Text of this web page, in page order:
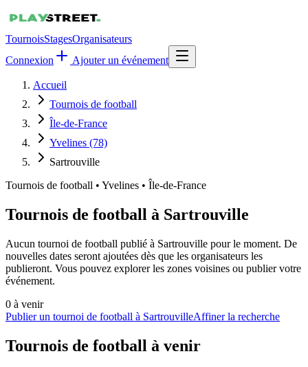
TournoisStagesOrganisateurs
Connexion
Ajouter un événement
Accueil
Tournois de football
Île-de-France
Yvelines (78)
Sartrouville
Tournois de football • Yvelines • Île-de-France
Tournois de football à Sartrouville
Aucun tournoi de football publié à Sartrouville pour le moment. De
nouvelles dates seront ajoutées dès que les organisateurs les
publieront. Vous pouvez explorer les zones voisines ou publier votre
événement.
0 à venir
Publier un tournoi de football à SartrouvilleAffiner la recherche
Tournois de football à venir